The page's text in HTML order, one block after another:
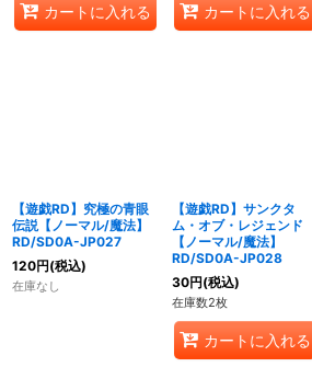
カートに入れる カートに入れる
【遊戯RD】究極の青眼
伝説【ノーマル/魔法】
RD/SD0A-JP027
120円(税込)
在庫なし
【遊戯RD】サンクタ
ム・オブ・レジェンド
【ノーマル/魔法】
RD/SD0A-JP028
30円(税込)
在庫数2枚
カートに入れる